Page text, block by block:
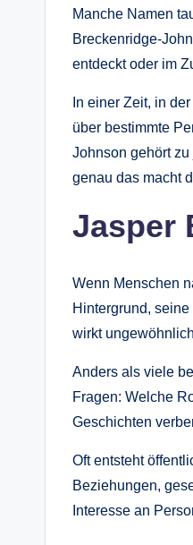
Manche Namen
Breckenridge-
entdeckt oder im
In einer Zeit, in
über bestimmte
Johnson gehört
genau das macht
Jasper
Wenn Menschen
Hintergrund,
wirkt
Anders als viele
Fragen: Welche
Geschichten
Oft entsteht
Beziehungen,
Interesse an